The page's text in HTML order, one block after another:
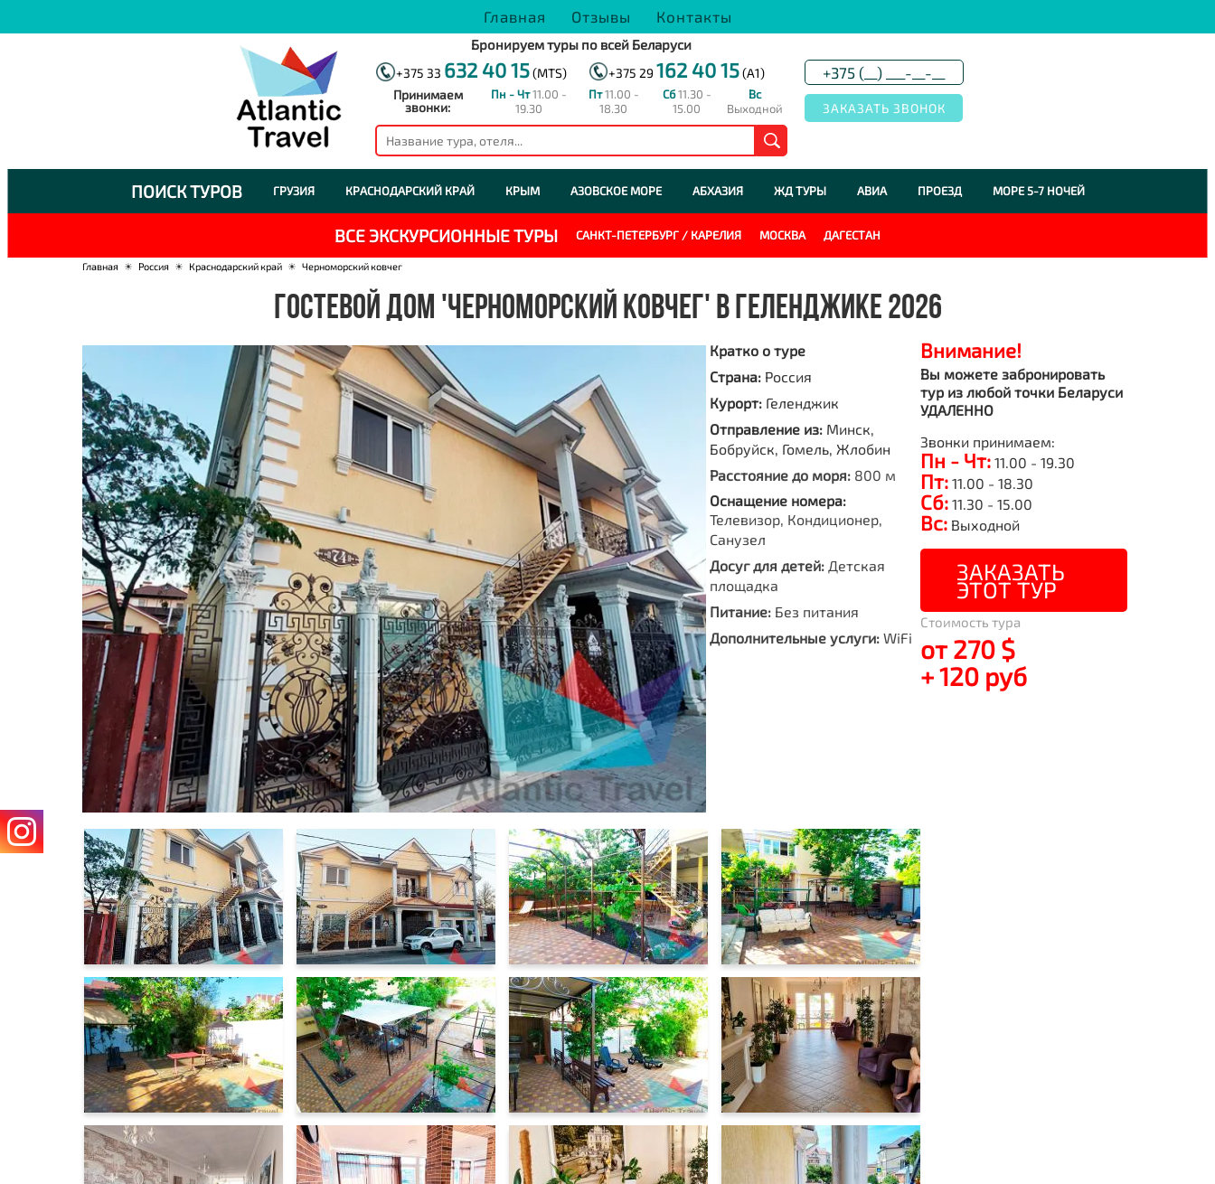
Главная Отзывы Контакты
Бронируем туры по всей Беларуси
+375 33 632 40 15(MTS) +375 29 162 40 15(A1)
Принимаем
звонки:
Пн - Чт11.00 -
19.30
Пт11.00 -
18.30
Сб11.30 -
15.00
Вс
Выходной
ПОИСК ТУРОВ ГРУЗИЯ КРАСНОДАРСКИЙ КРАЙ КРЫМ АЗОВСКОЕ МОРЕ АБХАЗИЯ ЖД ТУРЫ АВИА ПРОЕЗД МОРЕ 5-7 НОЧЕЙ
ВСЕ ЭКСКУРСИОННЫЕ ТУРЫ САНКТ-ПЕТЕРБУРГ / КАРЕЛИЯ МОСКВА ДАГЕСТАН
Главная ☀ Россия ☀ Краснодарский край ☀ Черноморский ковчег
ГОСТЕВОЙ ДОМ 'ЧЕРНОМОРСКИЙ КОВЧЕГ' В ГЕЛЕНДЖИКЕ 2026
Кратко о туре
Страна: Россия
Курорт: Геленджик
Отправление из: Минск,
Бобруйск, Гомель, Жлобин
Расстояние до моря:800 м
Оснащение номера:
Телевизор, Кондиционер,
Санузел
Досуг для детей:Детская
площадка
Питание:Без питания
Дополнительные услуги:WiFi
Внимание!
Вы можете забронировать
тур из любой точки Беларуси
УДАЛЕННО
Звонки принимаем:
Пн - Чт:11.00 - 19.30
Пт:11.00 - 18.30
Сб:11.30 - 15.00
Вс:Выходной
ЗАКАЗАТЬ
ЭТОТ ТУР
Стоимость тура
от 270 $
+ 120 руб